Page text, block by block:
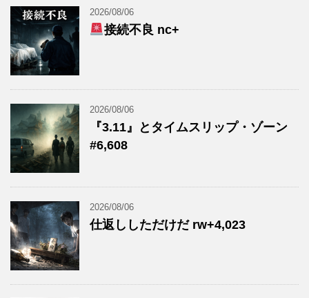
2026/08/06
接続不良 nc+
2026/08/06
『3.11』とタイムスリップ・ゾーン
#6,608
2026/08/06
仕返ししただけだ rw+4,023